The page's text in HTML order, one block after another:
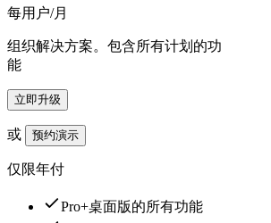
每用户/月
组织解决方案。包含所有计划的功
能
立即升级
或 预约演示
仅限年付
Pro+桌面版的所有功能